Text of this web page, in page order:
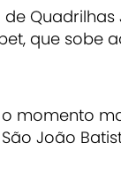
Quadrilhas
que sobe
momento
João